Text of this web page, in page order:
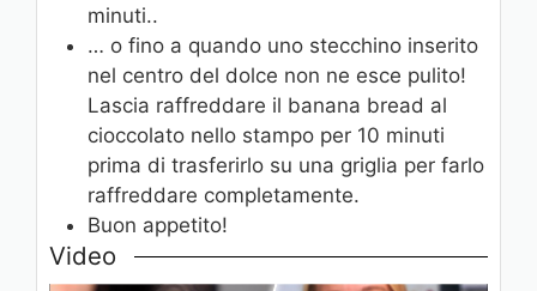
minuti..
… o fino a quando uno stecchino inserito
nel centro del dolce non ne esce pulito!
Lascia raffreddare il banana bread al
cioccolato nello stampo per 10 minuti
prima di trasferirlo su una griglia per farlo
raffreddare completamente.
Buon appetito!
Video